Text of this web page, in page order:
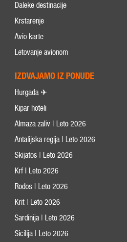
Daleke destinacije
Krstarenje
Avio karte
Letovanje avionom
IZDVAJAMO IZ PONUDE
Hurgada ✈
Kipar hoteli
Almaza zaliv | Leto 2026
Antalijska regija | Leto 2026
Skijatos | Leto 2026
Krf | Leto 2026
Rodos | Leto 2026
Krit | Leto 2026
Sardinija | Leto 2026
Sicilija | Leto 2026